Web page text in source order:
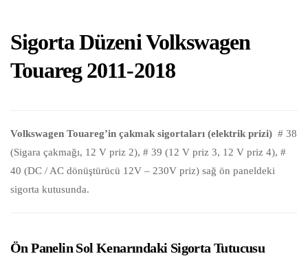
Sigorta Düzeni Volkswagen
Touareg 2011-2018
Volkswagen Touareg’in çakmak sigortaları (elektrik prizi) # 38
(Sigara çakmağı, 12 V priz 2), # 39 (12 V priz 3, 12 V priz 4), #
40 (DC / AC dönüştürücü 12V – 230V priz) sağ ön paneldeki
sigorta kutusunda.
Ön Panelin Sol Kenarındaki Sigorta Tutucusu